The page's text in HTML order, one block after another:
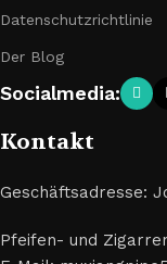
Datenschutzrichtlinie
Der Blog
Socialmedia:
Kontakt
Geschäftsadresse:
Pfeifen- und